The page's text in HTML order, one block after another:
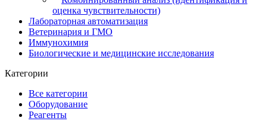
оценка чувствительности)
Лабораторная автоматизация
Ветеринария и ГМО
Иммунохимия
Биологические и медицинские исследования
Категории
Все категории
Оборудование
Реагенты